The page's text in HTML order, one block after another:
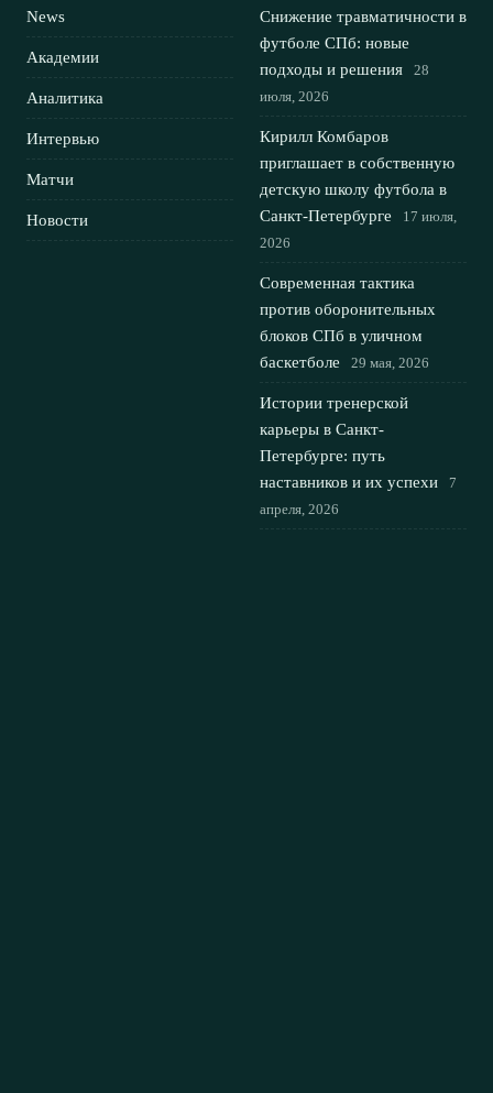
News
Академии
Аналитика
Интервью
Матчи
Новости
Снижение травматичности в
футболе СПб: новые
подходы и решения
28
июля, 2026
Кирилл Комбаров
приглашает в собственную
детскую школу футбола в
Санкт-Петербурге
17 июля,
2026
Современная тактика
против оборонительных
блоков СПб в уличном
баскетболе
29 мая, 2026
Истории тренерской
карьеры в Санкт-
Петербурге: путь
наставников и их успехи
7
апреля, 2026